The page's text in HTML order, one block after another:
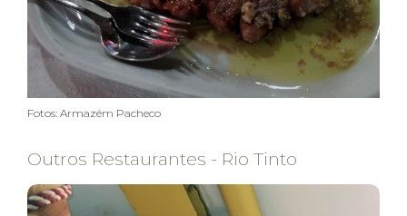
Fotos: Armazém Pacheco
Outros Restaurantes - Rio Tinto